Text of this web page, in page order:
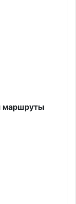
маршруты